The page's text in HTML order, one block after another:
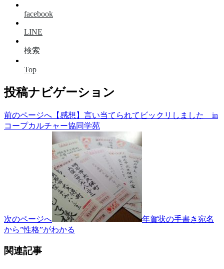
facebook
LINE
検索
Top
投稿ナビゲーション
前のページへ 【感想】言い当てられてビックリしました in
コープカルチャー協同学苑
次のページへ
年賀状の手書き宛名
から”性格”がわかる
関連記事